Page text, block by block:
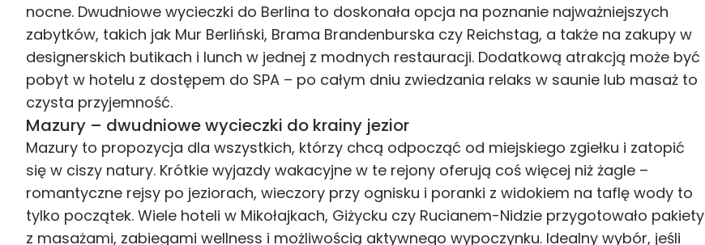
nocne. Dwudniowe wycieczki do Berlina to doskonała opcja na poznanie najważniejszych
zabytków, takich jak Mur Berliński, Brama Brandenburska czy Reichstag, a także na zakupy w
designerskich butikach i lunch w jednej z modnych restauracji. Dodatkową atrakcją może być
pobyt w hotelu z dostępem do SPA – po całym dniu zwiedzania relaks w saunie lub masaż to
czysta przyjemność.
Mazury – dwudniowe wycieczki do krainy jezior
Mazury to propozycja dla wszystkich, którzy chcą odpocząć od miejskiego zgiełku i zatopić
się w ciszy natury. Krótkie wyjazdy wakacyjne w te rejony oferują coś więcej niż żagle –
romantyczne rejsy po jeziorach, wieczory przy ognisku i poranki z widokiem na taflę wody to
tylko początek. Wiele hoteli w Mikołajkach, Giżycku czy Rucianem-Nidzie przygotowało pakiety
z masażami, zabiegami wellness i możliwością aktywnego wypoczynku. Idealny wybór, jeśli